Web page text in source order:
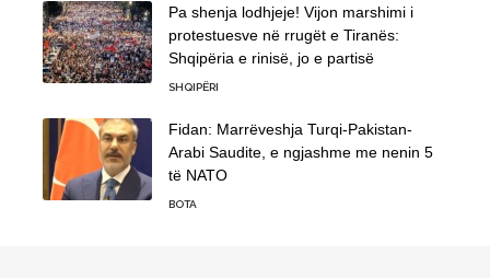
Pa shenja lodhjeje! Vijon marshimi i
protestuesve në rrugët e Tiranës:
Shqipëria e rinisë, jo e partisë
SHQIPËRI
Fidan: Marrëveshja Turqi-Pakistan-
Arabi Saudite, e ngjashme me nenin 5
të NATO
BOTA